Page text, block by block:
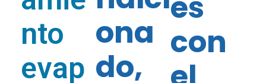
nto
evap
ona
do,
con